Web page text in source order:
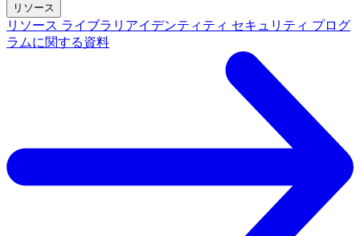
リソース
リソース ライブラリ アイデンティティ セキュリティ プログ
ラムに関する資料